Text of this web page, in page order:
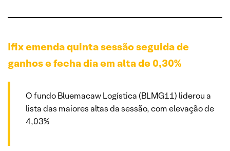
Ifix emenda quinta sessão seguida de
ganhos e fecha dia em alta de 0,30%
O fundo Bluemacaw Logística (BLMG11) liderou a
lista das maiores altas da sessão, com elevação de
4,03%